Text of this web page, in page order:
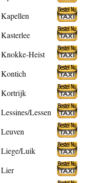
Kapellen
Kasterlee
Knokke-Heist
Kontich
Kortrijk
Lessines/Lessen
Leuven
Liege/Luik
Lier